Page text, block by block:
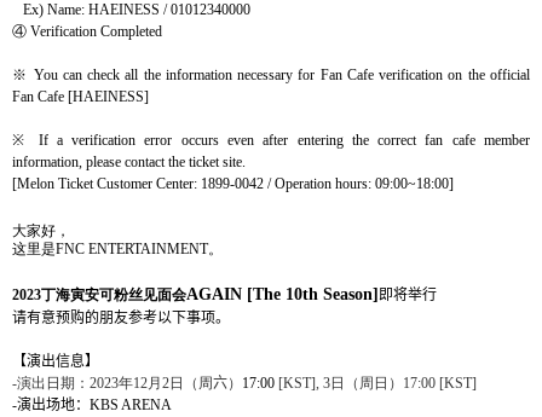
Ex) Name: HAEINESS / 01012340000
④ Verification Completed
※ You can check all the information necessary for Fan Cafe verification on the official
Fan Cafe [HAEINESS]
※ If averification error occurs even after entering the correct fan cafe member
information, please contact the ticket site.
[Melon Ticket Customer Center: 1899-0042 / Operation hours: 09:00~18:00]
大家好，
这里是FNC ENTERTAINMENT。
2023丁海寅安可粉丝见面会AGAIN [The 10th Season] 即将举行
请有意预购的朋友参考以下事项。
【演出信息】
-演出日期： 2023年12月 2日（周六） 17:00 [KST], 3日（周日） 17:00 [KST]
-演出场地： KBS ARENA